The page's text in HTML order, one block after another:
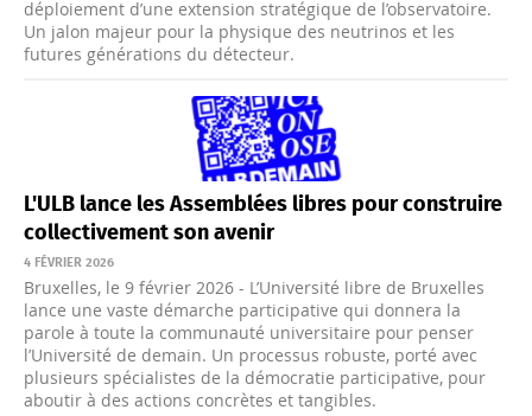
déploiement d’une extension stratégique de l’observatoire.
Un jalon majeur pour la physique des neutrinos et les
futures générations du détecteur.
L'ULB lance les Assemblées libres pour construire
collectivement son avenir
4 FÉVRIER 2026
Bruxelles, le 9 février 2026 - L’Université libre de Bruxelles
lance une vaste démarche participative qui donnera la
parole à toute la communauté universitaire pour penser
l’Université de demain. Un processus robuste, porté avec
plusieurs spécialistes de la démocratie participative, pour
aboutir à des actions concrètes et tangibles.